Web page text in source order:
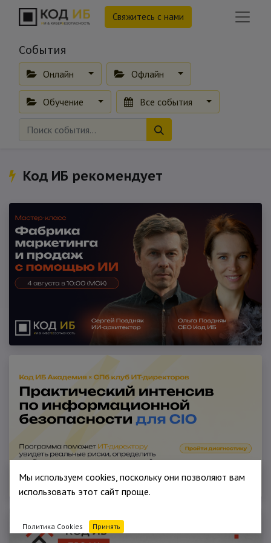
Свяжитесь с нами
События
Онлайн Офлайн
Обучение Все события
Код ИБ рекомендует
Мы используем cookies, поскольку они позволяют вам
использовать этот сайт проще.
Политика Cookies Принять